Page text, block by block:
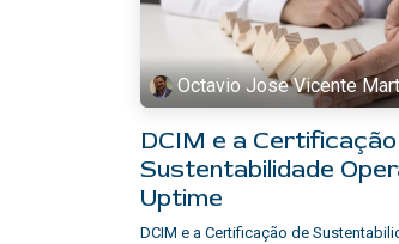
Octavio Jose Vicente
DCIM e a
Sustentabilidade
Uptime
DCIM e a Certificação de